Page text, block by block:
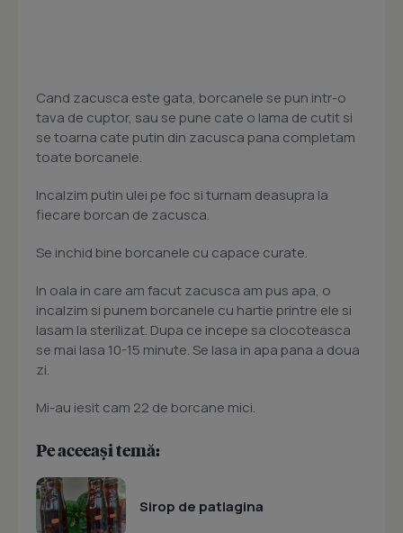
Cand zacusca este gata, borcanele se pun intr-o
tava de cuptor, sau se pune cate o lama de cutit si
se toarna cate putin din zacusca pana completam
toate borcanele.
Incalzim putin ulei pe foc si turnam deasupra la
fiecare borcan de zacusca.
Se inchid bine borcanele cu capace curate.
In oala in care am facut zacusca am pus apa, o
incalzim si punem borcanele cu hartie printre ele si
lasam la sterilizat. Dupa ce incepe sa clocoteasca
se mai lasa 10-15 minute. Se lasa in apa pana a doua
zi.
Mi-au iesit cam 22 de borcane mici.
Pe aceeași temă:
Sirop de patlagina